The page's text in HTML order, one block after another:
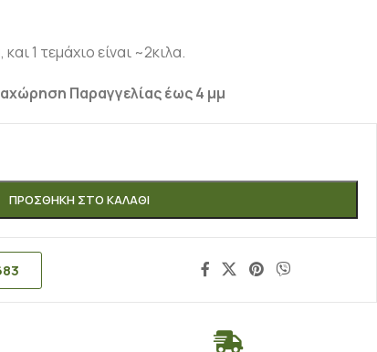
1 τεμάχιο είναι ~2κιλα.
Παραγγελίας έως 4 μμ
ΠΡΟΣΘΉΚΗ ΣΤΟ ΚΑΛΆΘΙ